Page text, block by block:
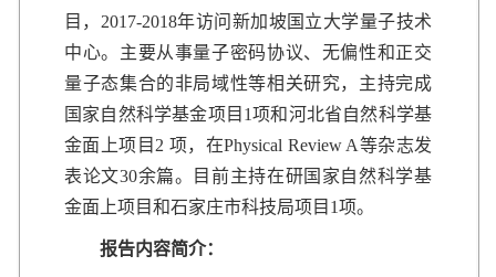
目，2017-2018年访问新加坡国立大学量子技术
中心。主要从事量子密码协议、无偏性和正交
量子态集合的非局域性等相关研究，主持完成
国家自然科学基金项目1项和河北省自然科学基
金面上项目2 项，在Physical Review A等杂志发
表论文30余篇。目前主持在研国家自然科学基
金面上项目和石家庄市科技局项目1项。
报告内容简介：